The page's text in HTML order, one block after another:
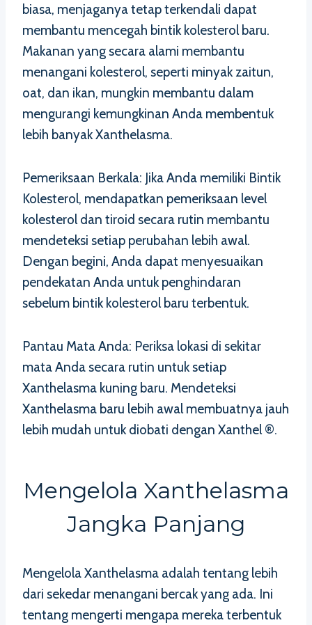
biasa, menjaganya tetap terkendali dapat
membantu mencegah bintik kolesterol baru.
Makanan yang secara alami membantu
menangani kolesterol, seperti minyak zaitun,
oat, dan ikan, mungkin membantu dalam
mengurangi kemungkinan Anda membentuk
lebih banyak Xanthelasma.
Pemeriksaan Berkala: Jika Anda memiliki Bintik
Kolesterol, mendapatkan pemeriksaan level
kolesterol dan tiroid secara rutin membantu
mendeteksi setiap perubahan lebih awal.
Dengan begini, Anda dapat menyesuaikan
pendekatan Anda untuk penghindaran
sebelum bintik kolesterol baru terbentuk.
Pantau Mata Anda: Periksa lokasi di sekitar
mata Anda secara rutin untuk setiap
Xanthelasma kuning baru. Mendeteksi
Xanthelasma baru lebih awal membuatnya jauh
lebih mudah untuk diobati dengan Xanthel ®.
Mengelola Xanthelasma
Jangka Panjang
Mengelola Xanthelasma adalah tentang lebih
dari sekedar menangani bercak yang ada. Ini
tentang mengerti mengapa mereka terbentuk